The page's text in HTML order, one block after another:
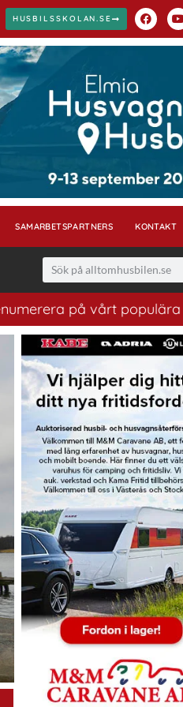
HUSBILSSKOLAN.SE
SAMARBETSPARTNERS KONTAKT
populära nyhetsbrev.